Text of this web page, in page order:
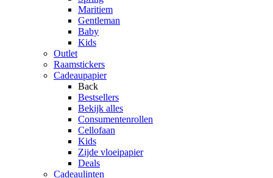
Maritiem
Gentleman
Baby
Kids
Outlet
Raamstickers
Cadeaupapier
Back
Bestsellers
Bekijk alles
Consumentenrollen
Cellofaan
Kids
Zijde vloeipapier
Deals
Cadeaulinten